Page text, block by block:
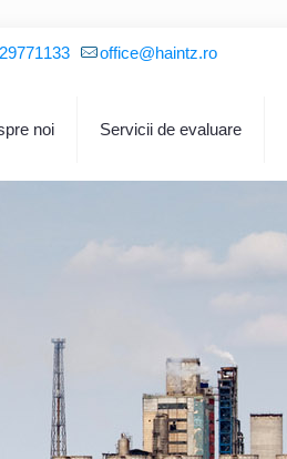
office@haintz.ro
noi Servicii de evaluare